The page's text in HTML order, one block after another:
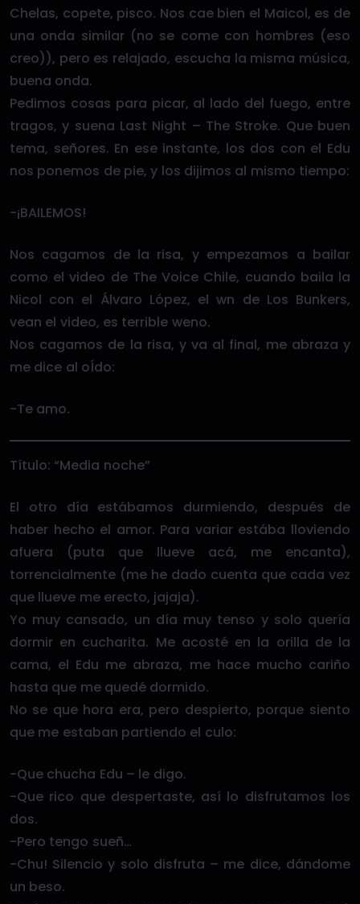
Chelas, copete, pisco. Nos cae bien el Maicol, es de
una onda similar (no se come con hombres (eso
creo)), pero es relajado, escucha la misma música,
buena onda.
Pedimos cosas para picar, al lado del fuego, entre
tragos, y suena Last Night – The Stroke. Que buen
tema, señores. En ese instante, los dos con el Edu
nos ponemos de pie, y los dijimos al mismo tiempo:
-¡BAILEMOS!
Nos cagamos de la risa, y empezamos a bailar
como el video de The Voice Chile, cuando baila la
Nicol con el Álvaro López, el wn de Los Bunkers,
vean el video, es terrible weno.
Nos cagamos de la risa, y va al final, me abraza y
me dice al oÍdo:
-Te amo.
Título: “Media noche”
El otro día estábamos durmiendo, después de
haber hecho el amor. Para variar estába lloviendo
afuera (puta que llueve acá, me encanta),
torrencialmente (me he dado cuenta que cada vez
que llueve me erecto, jajaja).
Yo muy cansado, un día muy tenso y solo quería
dormir en cucharita. Me acosté en la orilla de la
cama, el Edu me abraza, me hace mucho cariño
hasta que me quedé dormido.
No se que hora era, pero despierto, porque siento
que me estaban partiendo el culo:
-Que chucha Edu – le digo.
-Que rico que despertaste, así lo disfrutamos los
dos.
-Pero tengo sueñ…
-Chu! Silencio y solo disfruta – me dice, dándome
un beso.